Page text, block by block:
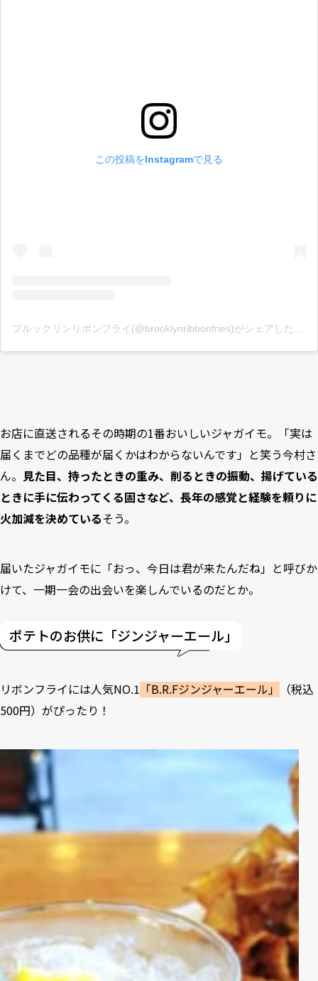
この投稿をInstagramで見る
お店に直送されるその時期の1番おいしいジャガイモ。「実は
届くまでどの品種が届くかはわからないんです」と笑う今村さ
ん。 見た目、持ったときの重み、削るときの振動、揚げている
ときに手に伝わってくる固さなど、長年の感覚と経験を頼りに
火加減を決めているそう。
届いたジャガイモに「おっ、今日は君が来たんだね」と呼びか
けて、一期一会の出会いを楽しんでいるのだとか。
ポテトのお供に「ジンジャーエール」
リボンフライには人気NO.1 「B.R.Fジンジャーエール」
（税込
500円）がぴったり！